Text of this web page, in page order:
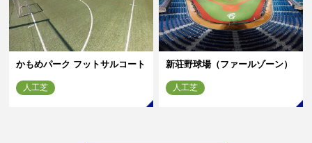
かもめパーク フットサルコート
人工芝
新荘野球場（ファールゾーン）
人工芝